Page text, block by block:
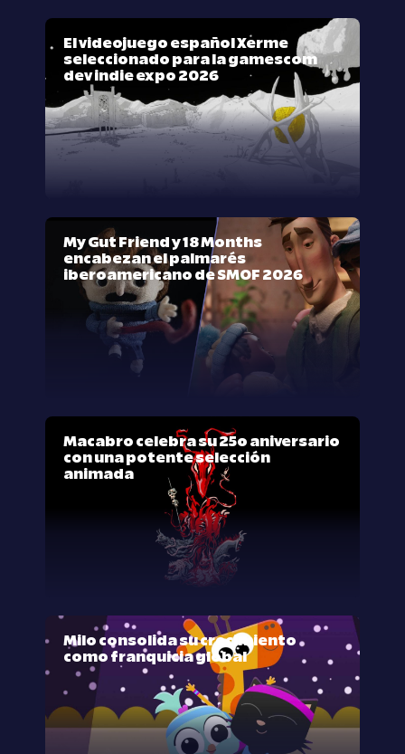
El videojuego español Xerme
seleccionado para la gamescom
dev indie expo 2026
My Gut Friend y 18 Months
encabezan el palmarés
iberoamericano de SMOF 2026
Macabro celebra su 25º aniversario
con una potente selección
animada
Milo consolida su crecimiento
como franquicia global